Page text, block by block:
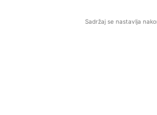
Sadržaj se nastavlja